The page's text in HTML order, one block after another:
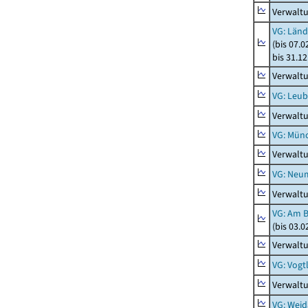
VG:
(bis
bis
VG:
VG:
VG:
VG: Am
(bis
VG:
VG: